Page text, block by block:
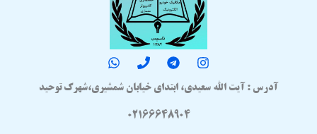
آدرس : آیت الله سعیدی، ابتدای خیابان شمشیری،شهرک توحید
02166648904